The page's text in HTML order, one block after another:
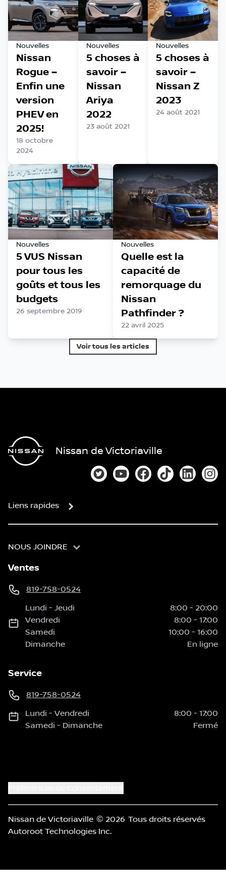
Nouvelles
Nissan
Rogue –
Enfin une
version
PHEV en
2025!
18 octobre
2024
Nouvelles
5 choses à
savoir –
Nissan
Ariya
2022
23 août 2021
Nouvelles
5 choses à
savoir –
Nissan Z
2023
24 août 2021
Nouvelles
5 VUS Nissan
pour tous les
goûts et tous les
budgets
26 septembre 2019
Nouvelles
Quelle est la
capacité de
remorquage du
Nissan
Pathfinder ?
22 avril 2025
Voir tous les articles
Nissan de Victoriaville
Lien vers notre compte Twitter
Lien vers notre chaîne
Lien vers notre page
Lien vers notre
Lien vers
Liens rapides
NOUS JOINDRE
Ventes
819-758-0524
Lundi -Jeudi 8:00 - 20:00
Vendredi
8:00 - 17:00
Samedi
10:00 - 16:00
Dimanche
En ligne
Service
819-758-0524
Lundi -Vendredi 8:00 - 17:00
Samedi - Dimanche Fermé
Nissan de Victoriaville © 2026 Tous droits réservés
Autoroot Technologies Inc.